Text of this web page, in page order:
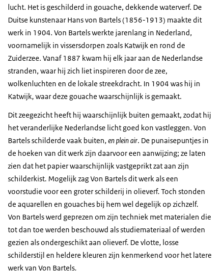
lucht. Het is geschilderd in gouache, dekkende waterverf. De
Duitse kunstenaar Hans von Bartels (1856-1913) maakte dit
werk in 1904. Von Bartels werkte jarenlang in Nederland,
voornamelijk in vissersdorpen zoals Katwijk en rond de
Zuiderzee. Vanaf 1887 kwam hij elk jaar aan de Nederlandse
stranden, waar hij zich liet inspireren door de zee,
wolkenluchten en de lokale streekdracht. In 1904 was hij in
Katwijk, waar deze gouache waarschijnlijk is gemaakt.
Dit zeegezicht heeft hij waarschijnlijk buiten gemaakt, zodat hij
het veranderlijke Nederlandse licht goed kon vastleggen. Von
Bartels schilderde vaak buiten, en plein air. De punaisepuntjes in
de hoeken van dit werk zijn daarvoor een aanwijzing; ze laten
zien dat het papier waarschijnlijk vastgeprikt zat aan zijn
schilderkist. Mogelijk zag Von Bartels dit werk als een
voorstudie voor een groter schilderij in olieverf. Toch stonden
de aquarellen en gouaches bij hem wel degelijk op zichzelf.
Von Bartels werd geprezen om zijn techniek met materialen die
tot dan toe werden beschouwd als studiemateriaal of werden
gezien als ondergeschikt aan olieverf. De vlotte, losse
schilderstijl en heldere kleuren zijn kenmerkend voor het latere
werk van Von Bartels.